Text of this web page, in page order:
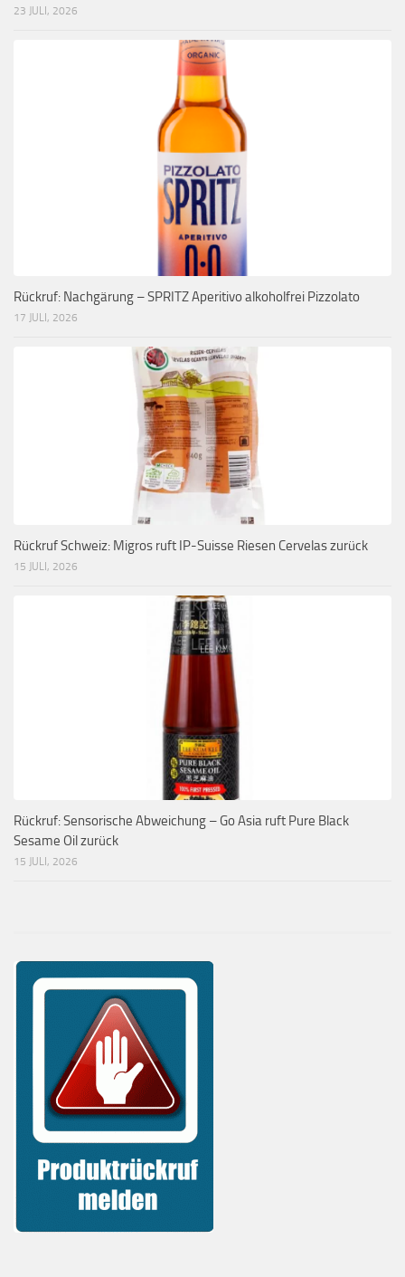
23 JULI, 2026
Rückruf: Nachgärung – SPRITZ Aperitivo alkoholfrei Pizzolato
17 JULI, 2026
Rückruf Schweiz: Migros ruft IP-Suisse Riesen Cervelas zurück
15 JULI, 2026
Rückruf: Sensorische Abweichung – Go Asia ruft Pure Black
Sesame Oil zurück
15 JULI, 2026